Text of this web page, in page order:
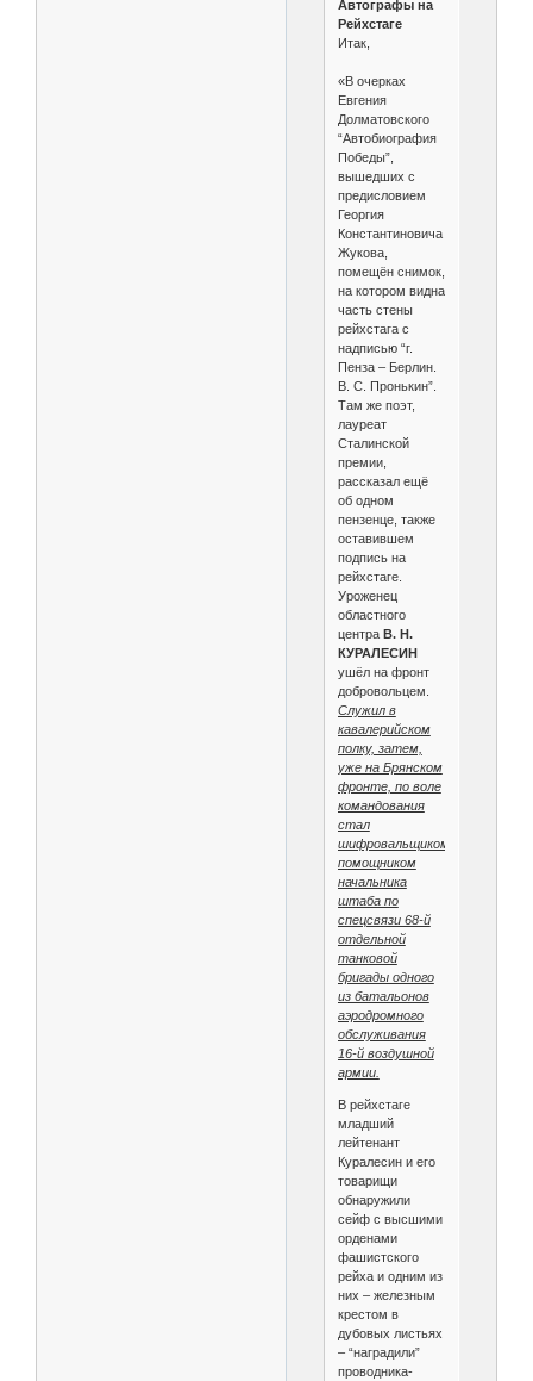
Автографы на
Рейхстаге
Итак,
«В очерках
Евгения
Долматовского
“Автобиография
Победы”,
вышедших с
предисловием
Георгия
Константиновича
Жукова,
помещён снимок,
на котором видна
часть стены
рейхстага с
надписью “г.
Пенза – Берлин.
В. С. Пронькин”.
Там же поэт,
лауреат
Сталинской
премии,
рассказал ещё
об одном
пензенце, также
оставившем
подпись на
рейхстаге.
Уроженец
областного
центраВ. Н.
КУРАЛЕСИН
ушёл на фронт
добровольцем.
Служил в
кавалерийском
полку, затем,
уже на Брянском
фронте, по воле
командования
стал
шифровальщиком,
помощником
начальника
штаба по
спецсвязи 68-й
отдельной
танковой
бригады одного
из батальонов
аэродромного
обслуживания
16-й воздушной
армии.
В рейхстаге
младший
лейтенант
Куралесин и его
товарищи
обнаружили
сейф с высшими
орденами
фашистского
рейха и одним из
них – железным
крестом в
дубовых листьях
– “наградили”
проводника-